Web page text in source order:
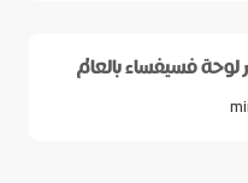
فسيفساء بالعالم